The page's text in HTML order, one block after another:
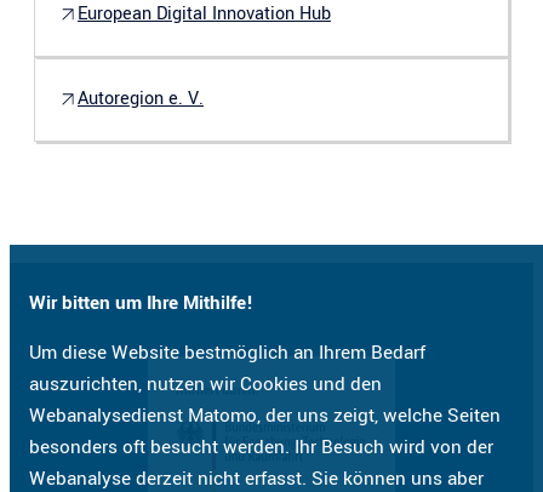
Wir bitten um Ihre Mithilfe!
Um diese Website bestmöglich an Ihrem Bedarf
auszurichten, nutzen wir Cookies und den
Webanalysedienst Matomo, der uns zeigt, welche Seiten
besonders oft besucht werden. Ihr Besuch wird von der
Webanalyse derzeit nicht erfasst. Sie können uns aber
European Digital Innovation Hub
Autoregion e. V.